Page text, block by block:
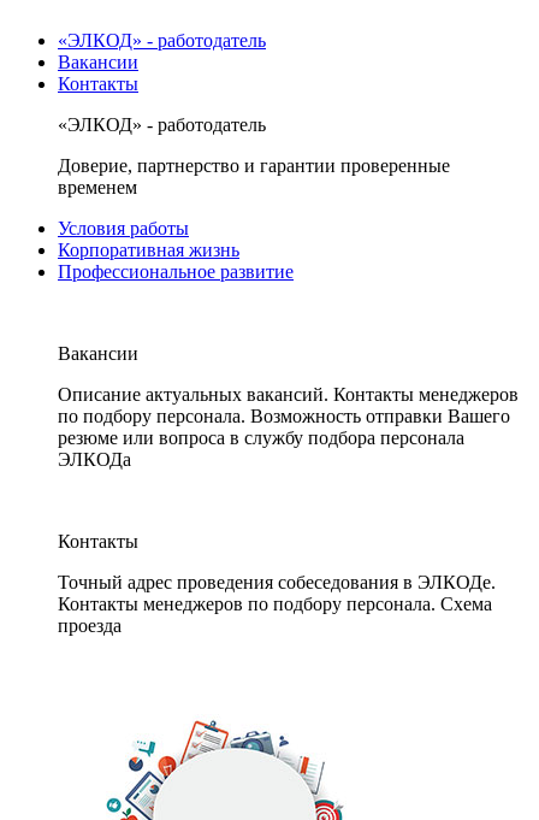
«ЭЛКОД» - работодатель
Вакансии
Контакты
«ЭЛКОД» - работодатель
Доверие, партнерство и гарантии проверенные
временем
Условия работы
Корпоративная жизнь
Профессиональное развитие
Вакансии
Описание актуальных вакансий. Контакты менеджеров
по подбору персонала. Возможность отправки Вашего
резюме или вопроса в службу подбора персонала
ЭЛКОДа
Контакты
Точный адрес проведения собеседования в ЭЛКОДе.
Контакты менеджеров по подбору персонала. Схема
проезда